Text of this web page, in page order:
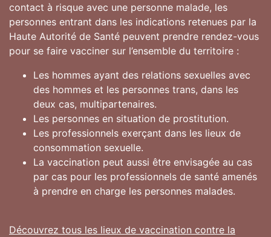
contact à risque avec une personne malade, les
personnes entrant dans les indications retenues par la
Haute Autorité de Santé peuvent prendre rendez-vous
pour se faire vacciner sur l’ensemble du territoire :
Les hommes ayant des relations sexuelles avec
des hommes et les personnes trans, dans les
deux cas, multipartenaires.
Les personnes en situation de prostitution.
Les professionnels exerçant dans les lieux de
consommation sexuelle.
La vaccination peut aussi être envisagée au cas
par cas pour les professionnels de santé amenés
à prendre en charge les personnes malades.
Découvrez tous les lieux de vaccination contre la